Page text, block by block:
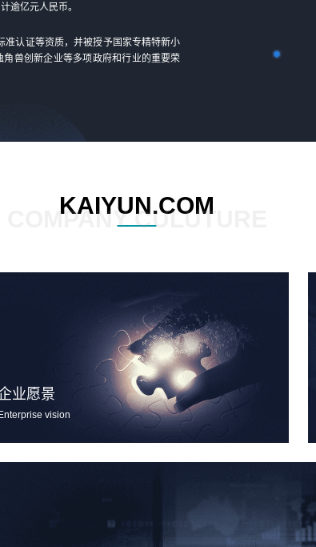
逾亿元人民币。
准认证等资质，并被授予国家专精特新小
兽创新企业等多项政府和行业的重要荣
KAIYUN.COM
COMPANY CULUTURE
业愿景
Enterprise vision